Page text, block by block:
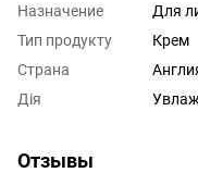
Назначение
Для
Тип продукту
Крем
Страна
Дія
Отзывы